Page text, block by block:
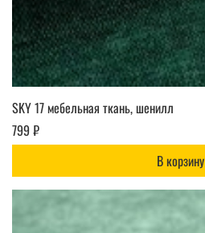
SKY 17 мебельная ткань, шенилл
799 ₽
В корзину